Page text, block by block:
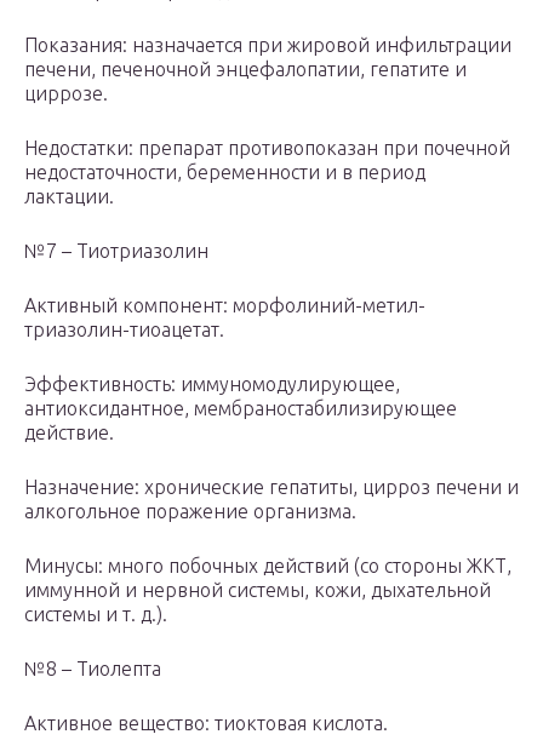
Показания: назначается при жировой инфильтрации
печени, печеночной энцефалопатии, гепатите и
циррозе.
Недостатки: препарат противопоказан при почечной
недостаточности, беременности и в период
лактации.
№7 – Тиотриазолин
Активный компонент: морфолиний-метил-
триазолин-тиоацетат.
Эффективность: иммуномодулирующее,
антиоксидантное, мембраностабилизирующее
действие.
Назначение: хронические гепатиты, цирроз печени и
алкогольное поражение организма.
Минусы: много побочных действий (со стороны ЖКТ,
иммунной и нервной системы, кожи, дыхательной
системы и т. д.).
№8 – Тиолепта
Активное вещество: тиоктовая кислота.